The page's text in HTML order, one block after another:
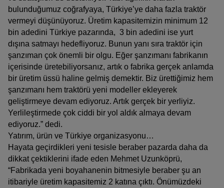
East and Pacific (English)
Europe (Deutsch)
(Deutsch)
(Español)
(Français)
(Italiano)
Fiyat teklifi isteyin Teknik Yardim Isteyin
Bayi Bul
bulunduğumuz coğrafyaya, Türkiye’ye daha fazla traktör
vermeyi düşünüyoruz. Üretim kapasitemizin minimum 12
bin adedini Türkiye pazarında, 3 bin adedini ise yurt
dışına satmayı hedefliyoruz. Bunun yanı sıra traktör için
şanzıman çok önemli bir olgu. Eğer şanzımanı fabrikanın
içerisinde üretebiliyorsanız, artık o fabrika gerçek anlamda
bir üretim üssü haline gelmiş demektir. Biz ürettiğimiz hem
şanzımanı hem traktörü yeni modeller ekleyerek
geliştirmeye devam ediyoruz. Artık gerçek bir yerliyiz.
Yerlileştirmede çok ciddi bir yol aldık almaya devam
ediyoruz.” dedi.
Yatırım, ürün ve Türkiye organizasyonu…
Hayata geçirdikleri yeni tesisle beraber pazarda daha da
dikkat çektiklerini ifade eden Mehmet Uzunköprü,
“Fabrikada yeni boyahanenin bitmesiyle beraber şu an
itibariyle üretim kapasitemiz 2 katına çıktı. Önümüzdeki